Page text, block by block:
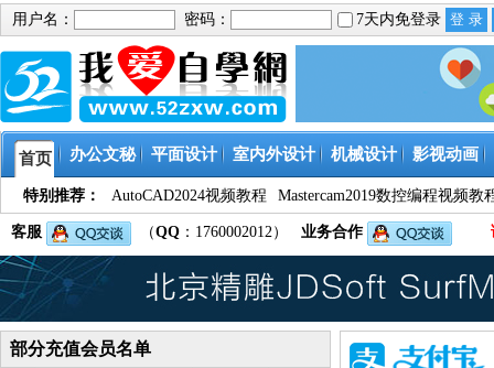
用户名： 密码： 7天内免登录
首页 办公文秘 平面设计 室内外设计 机械设计 影视动画
特别推荐： AutoCAD2024视频教程 Mastercam2019数控编程视频教
客服 （QQ ：1760002012） 业务合作
部分充值会员名单